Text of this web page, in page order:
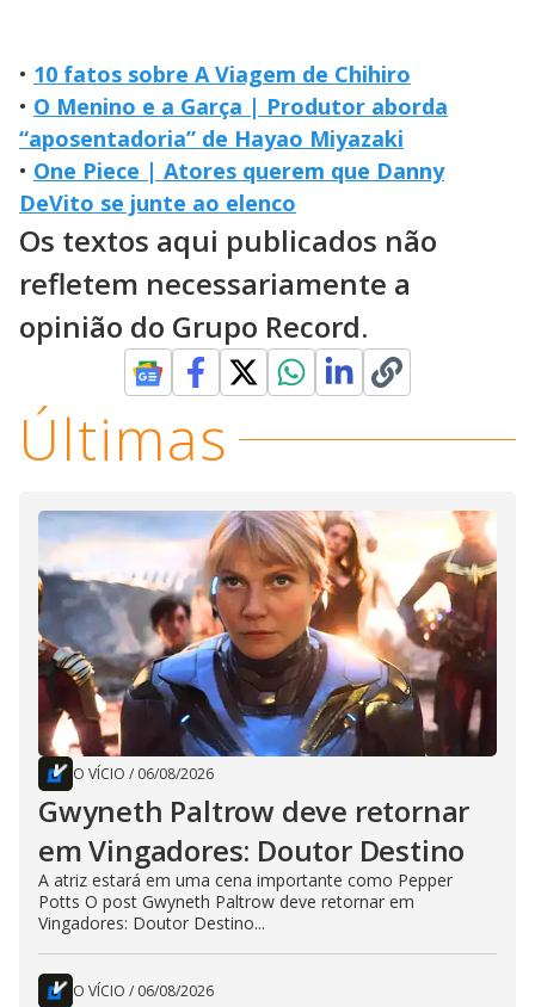
• 10 fatos sobre A Viagem de Chihiro
• O Menino e a Garça | Produtor aborda
“aposentadoria” de Hayao Miyazaki
• One Piece | Atores querem que Danny
DeVito se junte ao elenco
Os textos aqui publicados não
refletem necessariamente a
opinião do Grupo Record.
Últimas
O VÍCIO / 06/08/2026
Gwyneth Paltrow deve retornar
em Vingadores: Doutor Destino
A atriz estará em uma cena importante como Pepper
Potts O post Gwyneth Paltrow deve retornar em
Vingadores: Doutor Destino...
O VÍCIO / 06/08/2026